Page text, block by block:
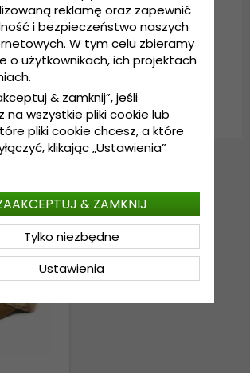
rozmiarach:Rozmiar uniwersalny
reklamę oraz zapewnić
i bezpieczeństwo naszych
W tym celu zbieramy
o użytkownikach, ich projektach
& zamknij”, jeśli
na wszystkie pliki cookie lub
pliki cookie chcesz, a które
klikając „Ustawienia”
Ustawienia
Tylko niezbędne
& ZAMKNIJ